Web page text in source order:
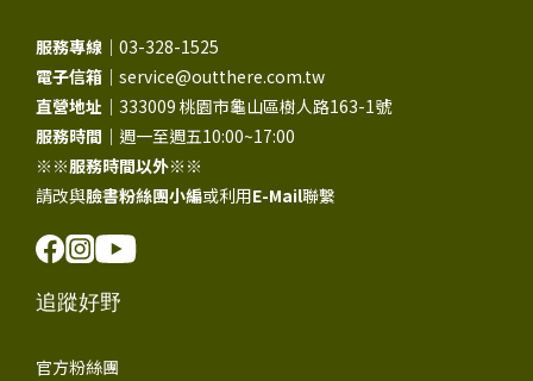
服務專線｜ 03-328-1525
電子信箱｜ service@outthere.com.tw
直營地址｜ 333009 桃園市龜山區樹人路163-1號
服務時間｜ 週一至週五10:00~17:00
※※服務時間以外※※
請改與臉書粉絲團小編或利用E-Mail聯繫
追蹤好野
官方粉絲團